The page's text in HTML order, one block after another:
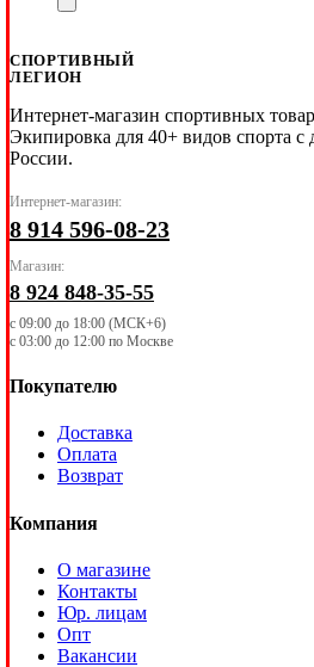
СПОРТИВНЫЙ
ЛЕГИОН
Интернет-магазин спортивных
Экипировка для 40+ видов спорта с
России.
Интернет-магазин:
8 914 596-08-23
Магазин:
8 924 848-35-55
с 09:00 до 18:00 (МСК+6)
с 03:00 до 12:00 по Москве
Покупателю
Доставка
Оплата
Возврат
Компания
О магазине
Контакты
Юр. лицам
Опт
Вакансии